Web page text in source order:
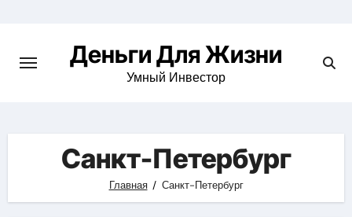
содержимомуДеньги Для Жизни
Умный Инвестор
Санкт-Петербург
Главная Санкт-Петербург